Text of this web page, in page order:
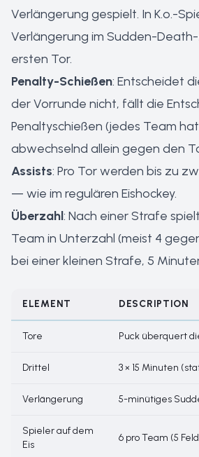
Verlängerung gespielt. In K.o.-
Verlängerung im Sudden-
ersten Tor.
Penalty-Schießen: Entscheidet
der Vorrunde nicht, fällt die
Penaltyschießen (jedes Team
abwechselnd allein gegen den
Assists: Pro Tor werden bis zu
— wie im regulären Eishockey.
Überzahl: Nach einer Strafe
Team in Unterzahl (meist 4
bei einer kleinen Strafe, 5
ELEMENT DESCRIPTION
Tore Puck überquert
Drittel 3 × 15 Minuten
Verlängerung 5-minütiges
Spieler auf dem
Eis
6 pro Team (5